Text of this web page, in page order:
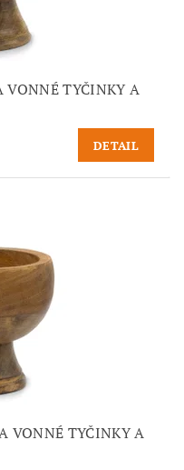
TYČINKY A
DETAIL
VONNÉ TYČINKY A